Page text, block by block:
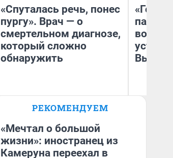
«Спуталась речь, понес
пургу». Врач — о
смертельном диагнозе,
который сложно
обнаружить
Главврач клиники
Волковой»
РЕКОМЕНДУЕМ
«Мечтал о большой
жизни»: иностранец из
Камеруна переехал в